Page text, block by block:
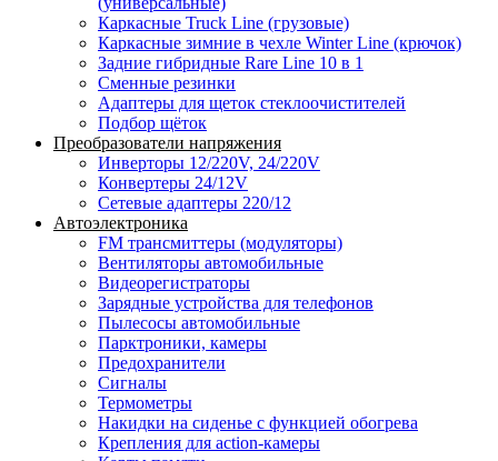
Каркасные Truck Line (грузовые)
Каркасные зимние в чехле Winter Line (крючок)
Задние гибридные Rare Line 10 в 1
Сменные резинки
Адаптеры для щеток стеклоочистителей
Подбор щёток
Преобразователи напряжения
Инверторы 12/220V, 24/220V
Конвертеры 24/12V
Сетевые адаптеры 220/12
Автоэлектроника
FM трансмиттеры (модуляторы)
Вентиляторы автомобильные
Видеорегистраторы
Зарядные устройства для телефонов
Пылесосы автомобильные
Парктроники, камеры
Предохранители
Сигналы
Термометры
Накидки на сиденье с функцией обогрева
Крепления для action-камеры